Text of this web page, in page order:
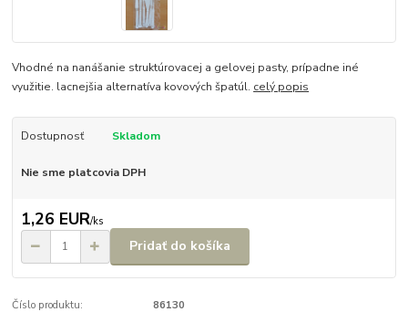
Vhodné na nanášanie struktúrovacej a gelovej pasty, prípadne iné
využitie. lacnejšia alternatíva kovových špatúl. celý popis
Dostupnosť Skladom
Nie sme platcovia DPH
1,26 EUR/ks
Pridať do košíka
Číslo produktu:
86130